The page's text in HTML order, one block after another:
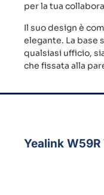
per la tua
Il suo design è
elegante. La base
qualsiasi ufficio,
che fissata alla
Yealink W59R